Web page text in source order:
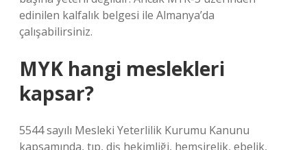
edinilen kalfalık belgesi ile Almanya’da
çalışabilirsiniz.
MYK hangi meslekleri
kapsar?
5544 sayılı Mesleki Yeterlilik Kurumu Kanunu
kapsamında, tıp, diş hekimliği, hemşirelik, ebelik,